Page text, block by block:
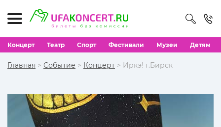
Концерт Театр Спорт Фестивали Музеи Детям
Главная > Событие > Концерт > Иркэ! г.Бирск